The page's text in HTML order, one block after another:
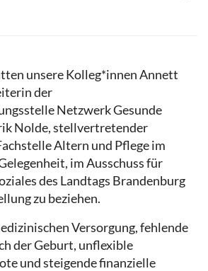
unsere Kolleg*innen Annett
der
Netzwerk Gesunde
Nolde, stellvertretender
Altern und Pflege im
im Ausschuss für
des Landtags Brandenburg
zu beziehen.
Versorgung, fehlende
der Geburt, unflexible
und steigende finanzielle